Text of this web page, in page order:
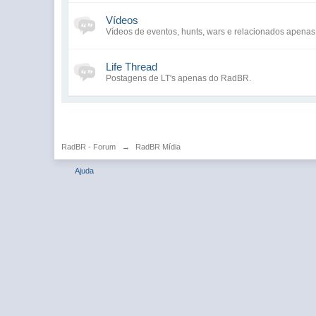
Vídeos
Vídeos de eventos, hunts, wars e relacionados
Life Thread
Postagens de LT's apenas do RadBR.
RadBR - Forum → RadBR Mídia
Ajuda